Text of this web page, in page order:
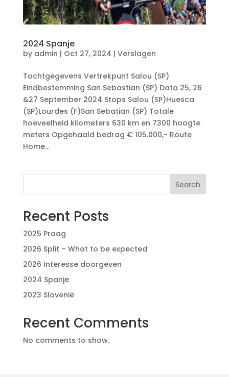
2024 Spanje
by admin | Oct 27, 2024 | Verslagen
Tochtgegevens Vertrekpunt Salou (SP)
Eindbestemming San Sebastian (SP) Data 25, 26
&27 September 2024 Stops Salou (SP)Huesca
(SP)Lourdes (F)San Sebatian (SP) Totale
hoeveelheid kilometers 630 km en 7300 hoogte
meters Opgehaald bedrag € 105.000,- Route
Home...
Search
Recent Posts
2025 Praag
2026 Split – What to be expected
2026 Interesse doorgeven
2024 Spanje
2023 Slovenië
Recent Comments
No comments to show.